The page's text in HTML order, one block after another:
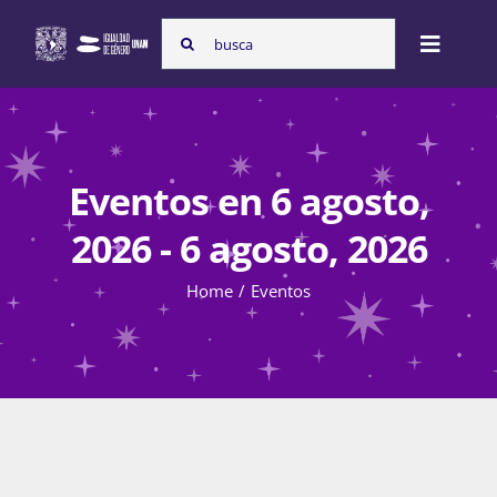
content
Search
for:
Toggle
Nosotras
Programas
Atención de la violencia de género
Eventos en 6 agosto,
2026 - 6 agosto, 2026
Home Eventos